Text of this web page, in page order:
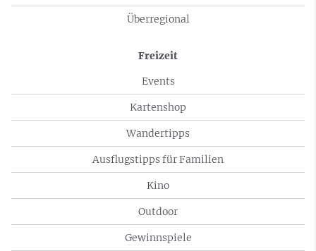
Überregional
Freizeit
Events
Kartenshop
Wandertipps
Ausflugstipps für Familien
Kino
Outdoor
Gewinnspiele